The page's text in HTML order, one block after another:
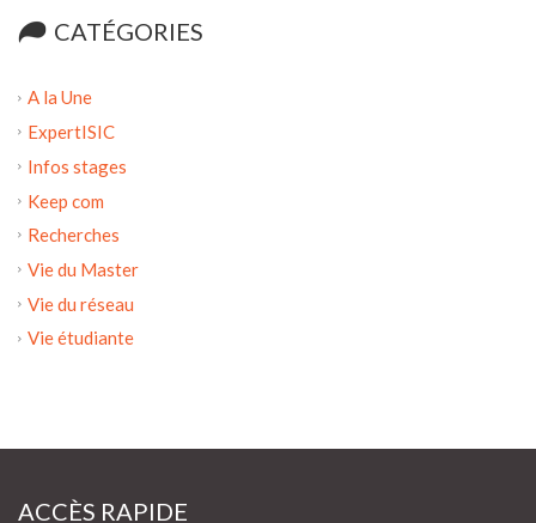
CATÉGORIES
A la Une
ExpertISIC
Infos stages
Keep com
Recherches
Vie du Master
Vie du réseau
Vie étudiante
ACCÈS RAPIDE